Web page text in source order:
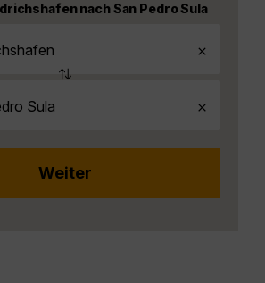
nach San Pedro Sula